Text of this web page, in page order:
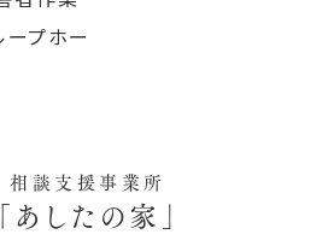
相談支援事業所
「あしたの家」